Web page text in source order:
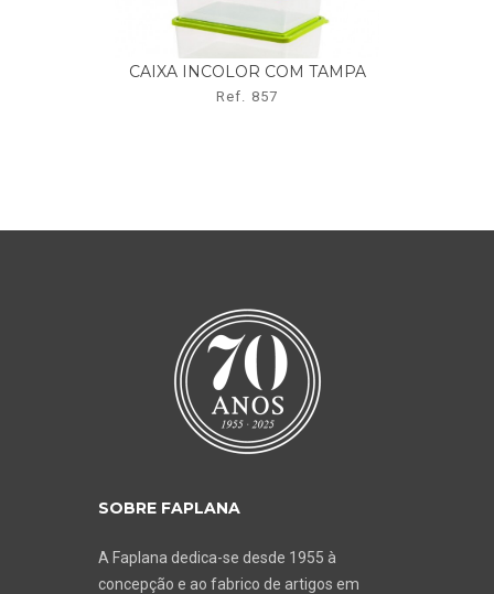
CAIXA INCOLOR COM TAMPA
Ref. 857
SOBRE FAPLANA
A Faplana dedica-se desde 1955 à
concepção e ao fabrico de artigos em